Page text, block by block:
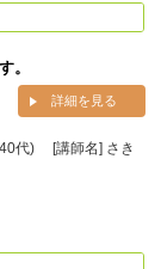
。
詳細を見る
代)
[講師名] さき